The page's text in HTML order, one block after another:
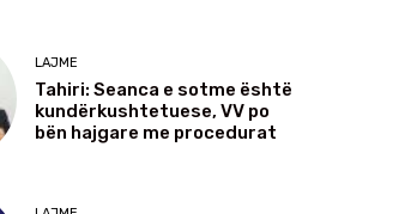
LAJME
Tahiri: Seanca e sotme është
kundërkushtetuese, VV po
bën hajgare me procedurat